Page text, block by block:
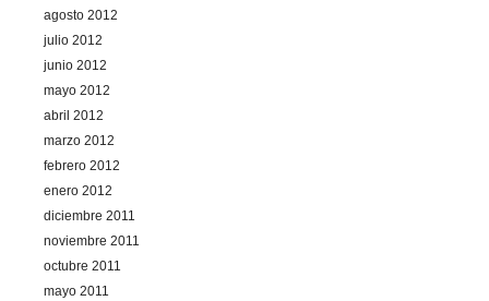
agosto 2012
julio 2012
junio 2012
mayo 2012
abril 2012
marzo 2012
febrero 2012
enero 2012
diciembre 2011
noviembre 2011
octubre 2011
mayo 2011